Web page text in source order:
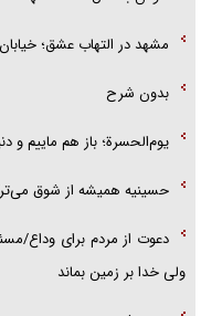
مشهد در التهاب عشق؛
بدون شرح
یوم‌الحسرة؛ باز هم ماییم و
حسینیه همیشه از شوق
دعوت از مردم برای وداع/
ولی خدا بر زمین بماند